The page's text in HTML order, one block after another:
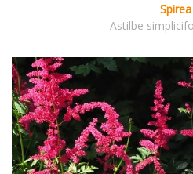
Spirea
Astilbe